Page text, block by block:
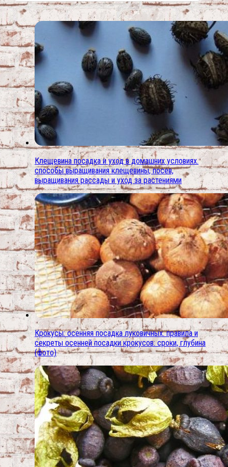
Клещевина посадка и уход в домашних условиях.
способы выращивания клещевины, посев,
выращивания рассады и уход за растениями
Крокусы: осенняя посадка луковичных. правила и
секреты осенней посадки крокусов: сроки, глубина
(фото)